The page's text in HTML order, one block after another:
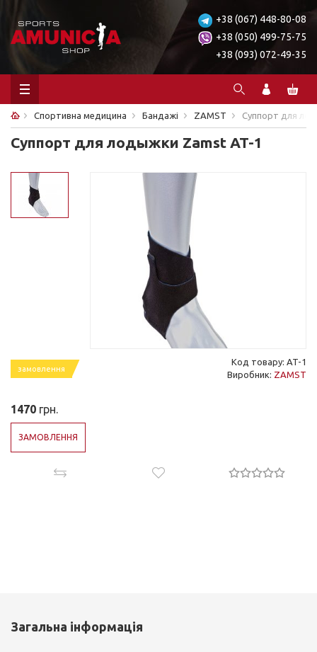
+38 (067) 448-80-08
+38 (050) 499-75-75
+38 (093) 072-49-35
Спортивна медицина Бандажі ZAMST Суппорт для
Суппорт для лодыжки Zamst AT-1
замовлення
Код товару: AT-1
Виробник: ZAMST
1470 грн.
ЗАМОВЛЕННЯ
Загальна інформація